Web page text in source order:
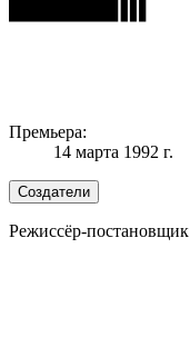
Премьера:
14 марта 1992 г.
Создатели
Режиссёр-постановщик